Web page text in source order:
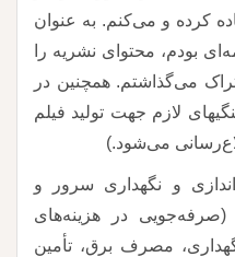
کرده و می‌کنم. به عنوان
بودم، محتوای نشریه را
می‌گذاشتم. همچنین در
لازم جهت تولید فیلم
می‌شود.)
و نگهداری سرور و
در هزینه‌های
مصرف برق، تأمین